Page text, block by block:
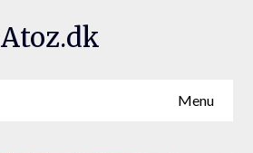
Atoz.dk
Menu